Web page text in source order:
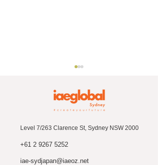
【試験なし?!】１科目ず
つ履修できる唯一の大
Level 7/263 Clarence St, Sydney NSW 2000
+61 2 9267 5252
iae-sydjapan@iaeoz.net